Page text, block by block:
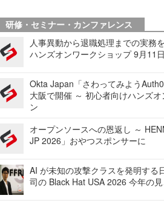
研修・セミナー・カンファレンス
人事異動から退職処理までの実務
ハンズオンワークショップ 9月11
Okta Japan「さわってみよう
大阪で開催 ～ 初心者向けハンズ
ン
オープンソースへの恩返し ～
JP 2026」おやつスポンサーに
AI が未知の攻撃クラスを発明する
司の Black Hat USA 2026 今年の